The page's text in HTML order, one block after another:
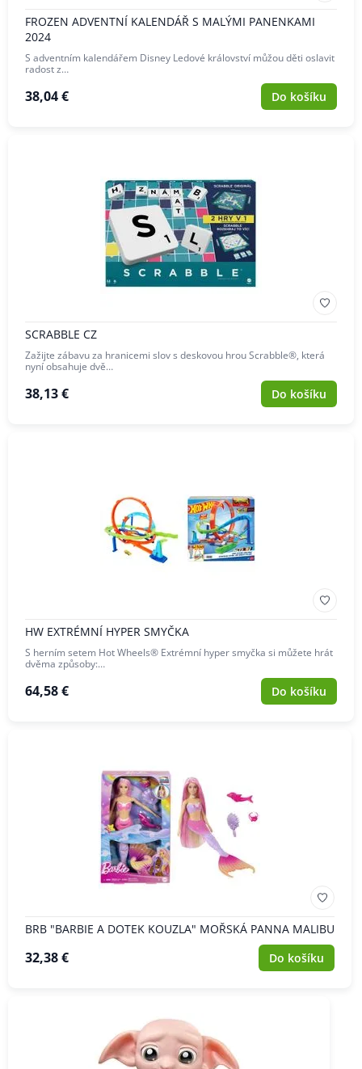
FROZEN ADVENTNÍ KALENDÁŘ S MALÝMI PANENKAMI
2024
S adventním kalendářem Disney Ledové království můžou děti oslavit
radost z…
38,04 € Do košíku
SCRABBLE CZ
Zažijte zábavu za hranicemi slov s deskovou hrou Scrabble®, která
nyní obsahuje dvě…
38,13 € Do košíku
HW EXTRÉMNÍ HYPER SMYČKA
S herním setem Hot Wheels® Extrémní hyper smyčka si můžete hrát
dvěma způsoby:…
64,58 € Do košíku
BRB "BARBIE A DOTEK KOUZLA" MOŘSKÁ PANNA MALIBU
32,38 € Do košíku